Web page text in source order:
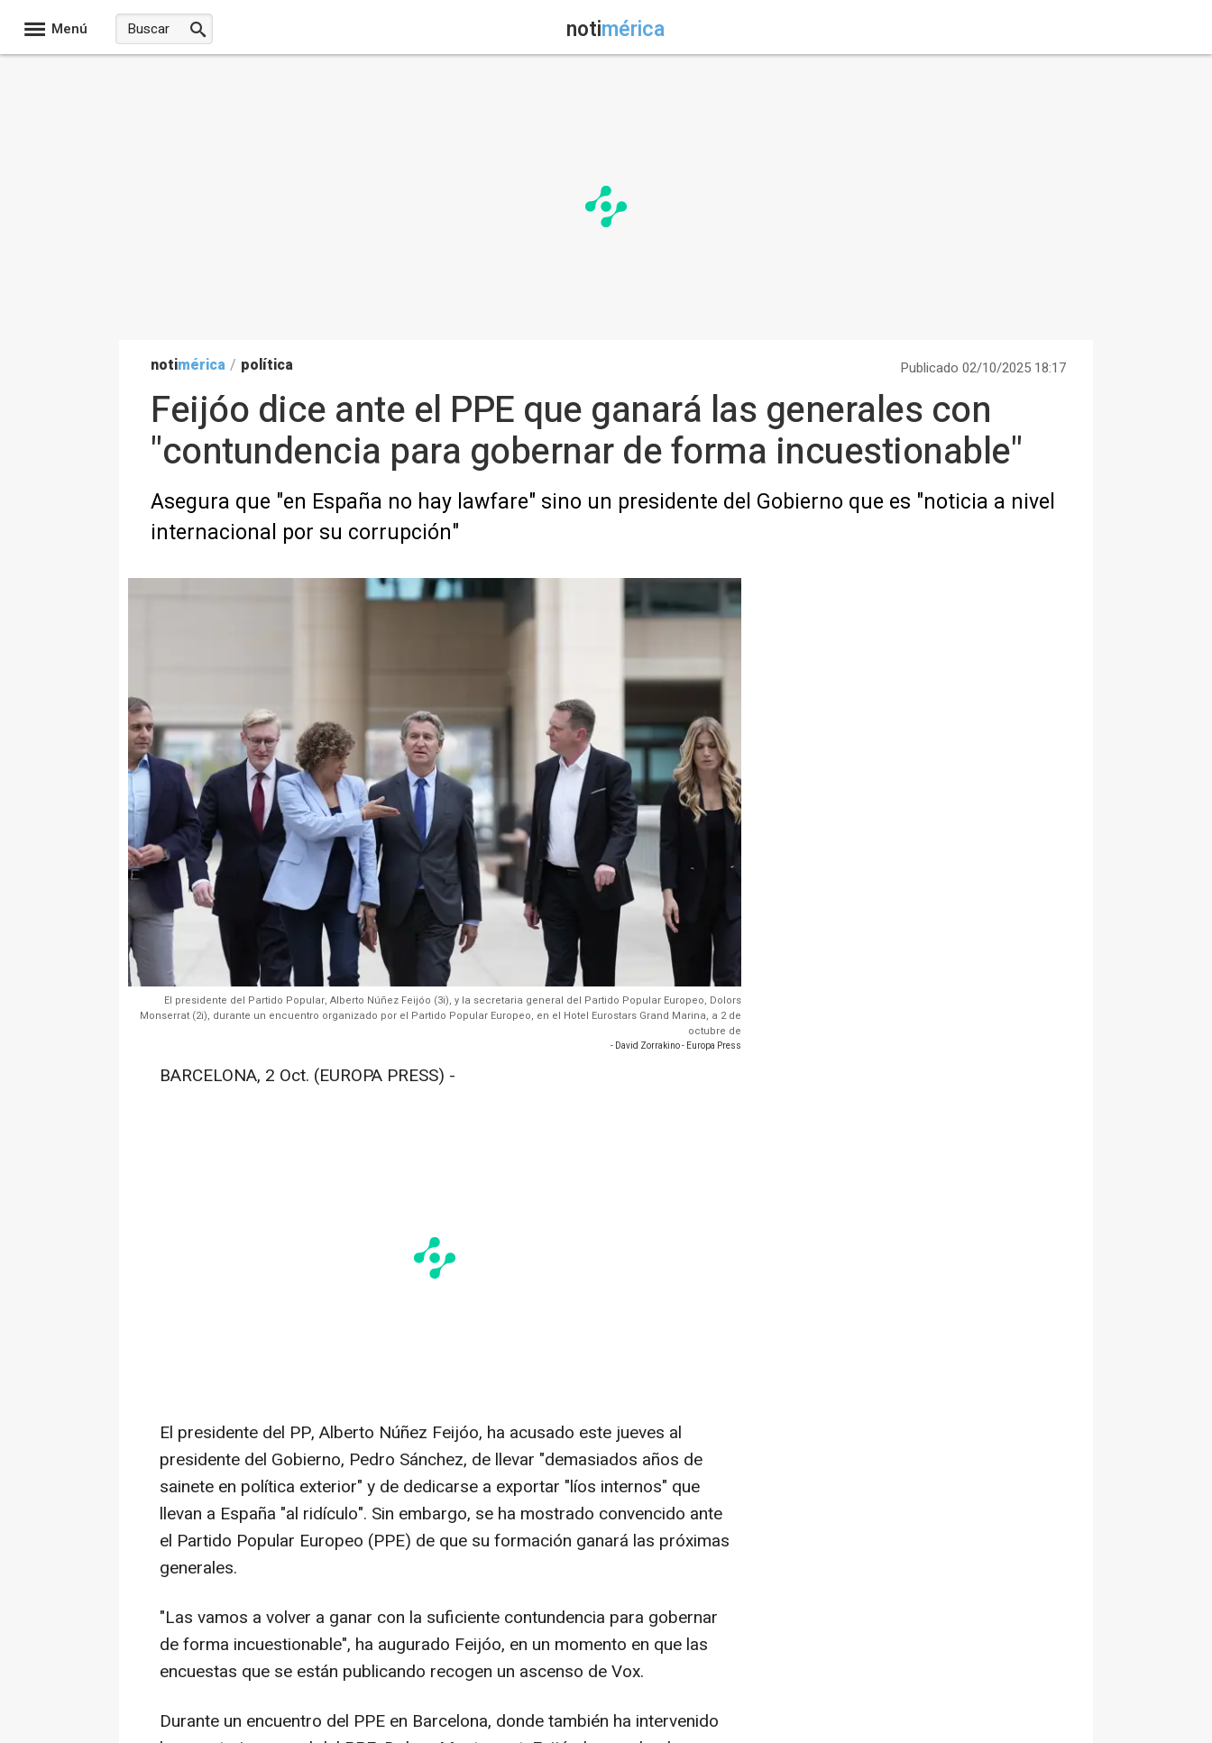
Menú notimérica
notimérica / política Publicado 02/10/2025 18:17
Feijóo dice ante el PPE que ganará las generales con
"contundencia para gobernar de forma incuestionable"
Asegura que "en España no hay lawfare" sino un presidente del Gobierno que es "noticia a nivel
internacional por su corrupción"
El presidente del Partido Popular, Alberto Núñez Feijóo (3i), y la secretaria general del Partido Popular Europeo, Dolors
Monserrat (2i), durante un encuentro organizado por el Partido Popular Europeo, en el Hotel Eurostars Grand Marina, a 2 de
octubre de
- David Zorrakino - Europa Press
BARCELONA, 2 Oct. (EUROPA PRESS) -
El presidente del PP, Alberto Núñez Feijóo, ha acusado este jueves al
presidente del Gobierno, Pedro Sánchez, de llevar "demasiados años de
sainete en política exterior" y de dedicarse a exportar "líos internos" que
llevan a España "al ridículo". Sin embargo, se ha mostrado convencido ante
el Partido Popular Europeo (PPE) de que su formación ganará las próximas
generales.
"Las vamos a volver a ganar con la suficiente contundencia para gobernar
de forma incuestionable", ha augurado Feijóo, en un momento en que las
encuestas que se están publicando recogen un ascenso de Vox.
Durante un encuentro del PPE en Barcelona, donde también ha intervenido